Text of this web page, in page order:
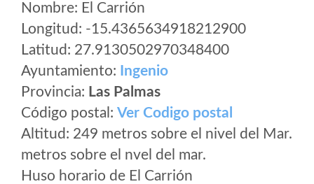
Nombre: El Carrión
Longitud: -15.4365634918212900
Latitud: 27.9130502970348400
Ayuntamiento:
Ingenio
Provincia: Las Palmas
Código postal: Ver Codigo postal
Altitud: 249 metros sobre el nivel del Mar.
metros sobre el nvel del mar.
Huso horario de El Carrión